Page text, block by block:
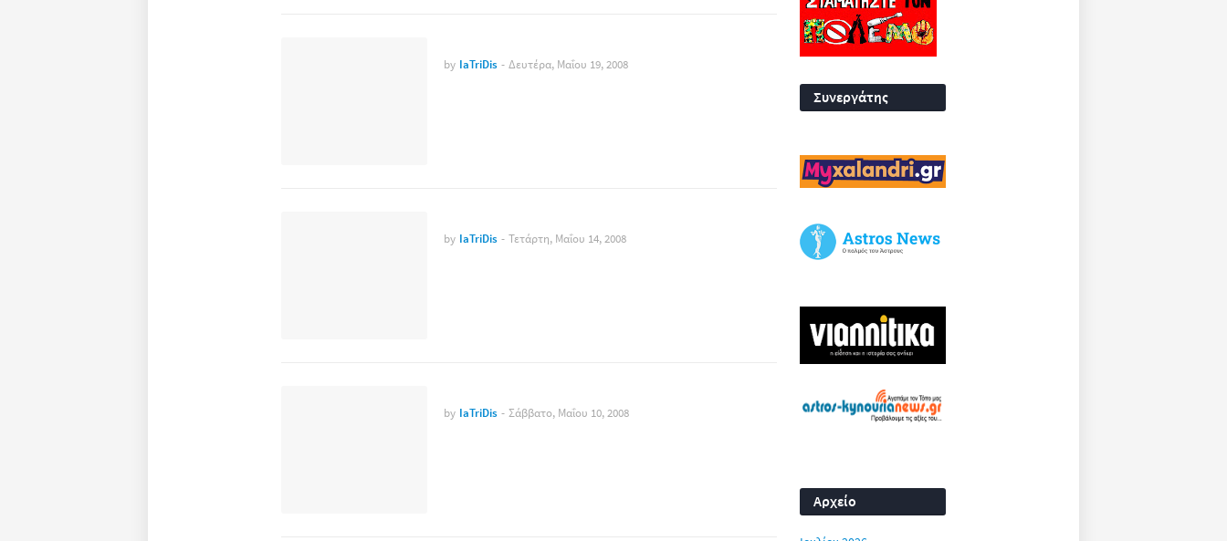
by IaTriDis - Δευτέρα, Μαΐου 19, 2008
by IaTriDis - Τετάρτη, Μαΐου 14, 2008
by IaTriDis - Σάββατο, Μαΐου 10, 2008
Συνεργάτης
Αρχείο